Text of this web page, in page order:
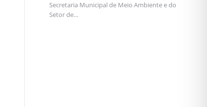
Secretaria Municipal de Meio Ambiente e do
Setor de…